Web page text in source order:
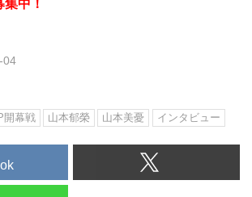
中！
04
開幕戦 山本郁榮 山本美憂 インタビュー